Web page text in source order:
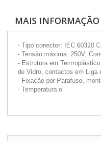
MAIS INFORMAÇÃO
- Tipo conector: IEC 60320
- Tensão máxima: 250V,
- Estrutura em
de Vidro, contactos em Liga
- Fixação por Parafuso,
- Temperatura o